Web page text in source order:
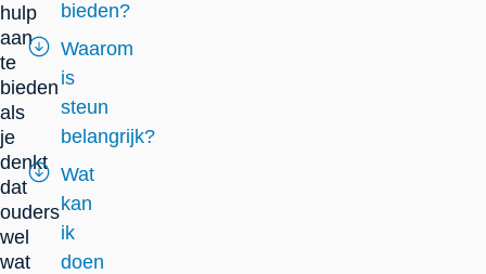
hulp
aan
te
bieden
als
je
denkt
dat
ouders
wel
wat
bieden?
Waarom
is
steun
belangrijk?
Wat
kan
ik
doen